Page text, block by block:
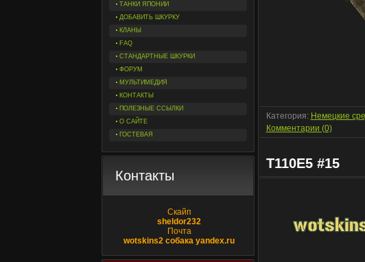
ТАНКИ ЯПОНИИ
ДОБАВИТЬ ШКУРКУ
КЛАНЫ
FAQ
СТАНДАРТНЫЕ ШКУРКИ
ФОРУМ
МУЛЬТИМЕДИЯ
КОНТАКТЫ
ПОЛЕЗНЫЕ ССЫЛКИ
О САЙТЕ
ГОСТЕВАЯ
Контакты
Скайп
sheldor232
Почта
wotskins2 собака yandex.ru
Категория: Немецкие
Комментарии (0)
T110E5 #15